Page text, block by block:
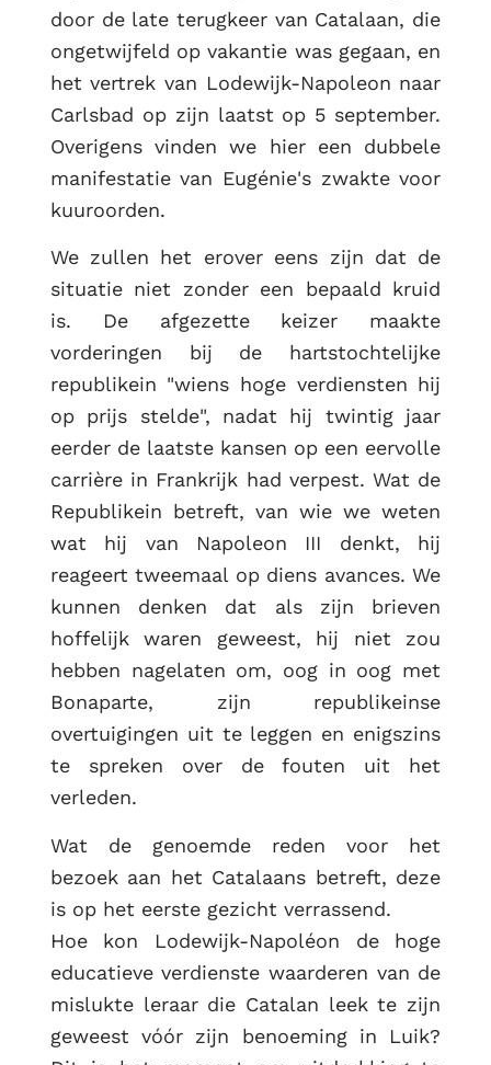
door de late terugkeer van Catalaan, die
ongetwijfeld op vakantie was gegaan, en
het vertrek van Lodewijk-Napoleon naar
Carlsbad op zijn laatst op 5 september.
Overigens vinden we hier een dubbele
manifestatie van Eugénie's zwakte voor
kuuroorden.
We zullen het erover eens zijn dat de
situatie niet zonder een bepaald kruid
is. De afgezette keizer maakte
vorderingen bij de hartstochtelijke
republikein "wiens hoge verdiensten hij
op prijs stelde", nadat hij twintig jaar
eerder de laatste kansen op een eervolle
carrière in Frankrijk had verpest. Wat de
Republikein betreft, van wie we weten
wat hij van Napoleon III denkt, hij
reageert tweemaal op diens avances. We
kunnen denken dat als zijn brieven
hoffelijk waren geweest, hij niet zou
hebben nagelaten om, oog in oog met
Bonaparte, zijn republikeinse
overtuigingen uit te leggen en enigszins
te spreken over de fouten uit het
verleden.
Wat de genoemde reden voor het
bezoek aan het Catalaans betreft, deze
is op het eerste gezicht verrassend.
Hoe kon Lodewijk-Napoléon de hoge
educatieve verdienste waarderen van de
mislukte leraar die Catalan leek te zijn
geweest vóór zijn benoeming in Luik?